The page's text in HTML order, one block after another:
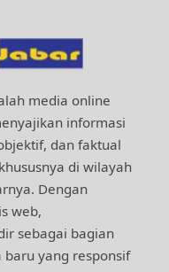
media online
informasi
dan faktual
di wilayah
Dengan
web,
sebagai bagian
yang responsif